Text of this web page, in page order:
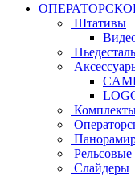
Штативы
Комплекты
Рельсовые
Слайдеры